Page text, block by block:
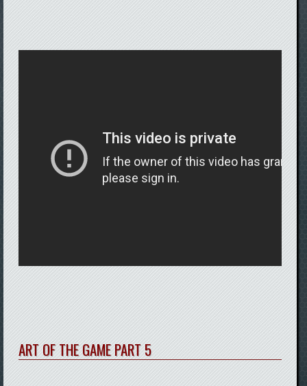
ART OF THE GAME PART 5